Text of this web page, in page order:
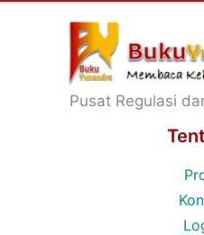
Pusat Regulasi